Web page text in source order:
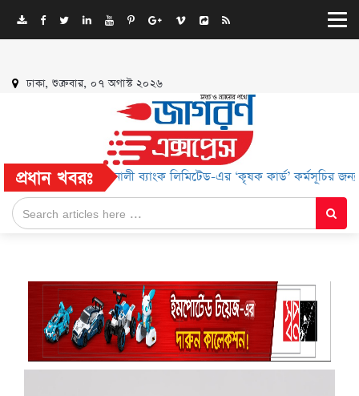
ঢাকা, শুক্রবার, ০৭ অগাস্ট ২০২৬
প্রধান খবরঃ
ছাড় সোনালী ব্যাংক লিমিটেড-এর ‘কৃষক কার্ড’ কর্মসূচির জন্য